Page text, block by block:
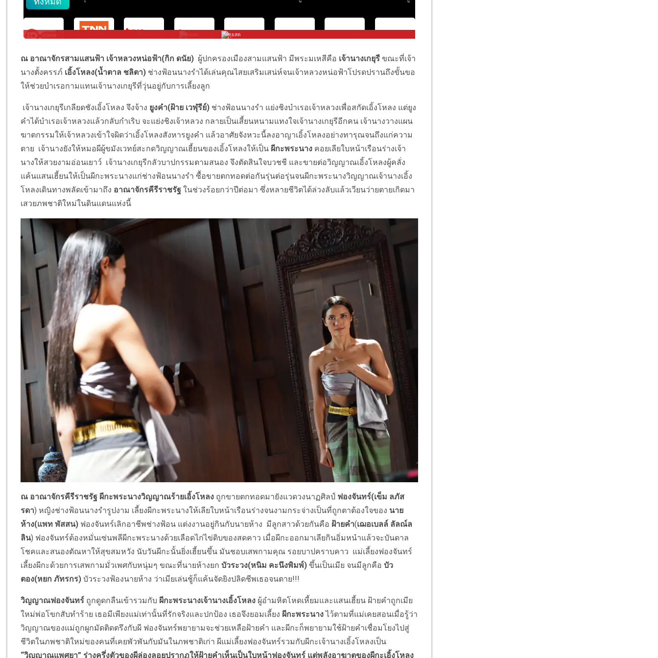
ณ อาณาจักรสามแสนฟ้า เจ้าหลวงหน่อฟ้า(กิก ดนัย) ผู้ปกครองเมืองสามแสนฟ้า มีพระมเหสีคือ เจ้านางเกยุรีขณะที่เจ้า
นางตั้งครรภ์ เอิ้งโหลง(น้ำตาล ชลิตา) ช่างฟ้อนนางรำได้เล่นคุณไสยเสริมเสน่ห์จนเจ้าหลวงหน่อฟ้าโปรดปรานถึงขั้นขอ
ให้ช่วยบำเรอกามแทนเจ้านางเกยุรีที่วุ่นอยู่กับการเลี้ยงลูก
เจ้านางเกยุรีเกลียดชังเอิ้งโหลง จึงจ้าง ยูงคำ(ฝ้าย เวฬุรีย์) ช่างฟ้อนนางรำ แย่งชิงบำเรอเจ้าหลวงเพื่อสกัดเอิ้งโหลง แต่ยูง
คำได้บำเรอเจ้าหลวงแล้วกลับกำเริบ จะแย่งชิงเจ้าหลวง กลายเป็นเสี้ยนหนามแทงใจเจ้านางเกยุรีอีกคน เจ้านางวางแผน
ฆาตกรรมให้เจ้าหลวงเข้าใจผิดว่าเอิ้งโหลงสังหารยูงคำ แล้วอาศัยจังหวะนี้ลงอาญาเอิ้งโหลงอย่างทารุณจนถึงแก่ความ
ตาย เจ้านางยังให้หมอผีผู้ขมังเวทย์สะกดวิญญาณเฮี้ยนของเอิ้งโหลงให้เป็นผีกะพระนาง คอยเลียใบหน้าเรือนร่างเจ้า
นางให้สวยงามอ่อนเยาว์ เจ้านางเกยุรีกลัวบาปกรรมตามสนอง จึงตัดสินใจบวชชี และขายต่อวิญญาณเอิ้งโหลงผู้คลั่ง
แค้นแสนเฮี้ยนให้เป็นผีกะพระนางแก่ช่างฟ้อนนางรำ ซื้อขายตกทอดต่อกันรุ่นต่อรุ่นจนผีกะพระนางวิญญาณเจ้านางเอิ้ง
โหลงเดินทางพลัดเข้ามาถึง อาณาจักรคีรีราชรัฐในช่วงร้อยกว่าปีต่อมา ซึ่งหลายชีวิตได้ล่วงลับแล้วเวียนว่ายตายเกิดมา
เสวยภพชาติใหม่ในดินแดนแห่งนี้
ณ อาณาจักรคีรีราชรัฐ ผีกะพระนางวิญญาณร้ายเอิ้งโหลง ถูกขายตกทอดมายังแวดวงนาฏศิลป์ ฟองจันทร์(เข็ม ลภัส
รดา) หญิงช่างฟ้อนนางรำรูปงาม เลี้ยงผีกะพระนางให้เลียใบหน้าเรือนร่างจนงามกระจ่างเป็นที่ถูกตาต้องใจของ นาย
ห้าง(แพท พัสสน) ฟองจันทร์เลิกอาชีพช่างฟ้อน แต่งงานอยู่กินกับนายห้าง มีลูกสาวด้วยกันคือ ฝ้ายคำ(เฌอเบลล์ ลัลณ์ล
ลิน) ฟองจันทร์ต้องหมั่นเซ่นพลีผีกะพระนางด้วยเลือดไก่ไข่ดิบของสดคาว เมื่อผีกะออกมาเลียกินอิ่มหนำแล้วจะบันดาล
โชคและสนองตัณหาให้สุขสมหวัง นับวันผีกะนั้นยิ่งเฮี้ยนขึ้น มันชอบเสพกามคุณ รอยบาปคราบคาว แม่เลี้ยงฟองจันทร์
เลี้ยงผีกะด้วยการเสพกามมั่วเพศกับหนุ่มๆ ขณะที่นายห้างยกบัวระวง(หนิม คะนึงพิมพ์) ขึ้นเป็นเมีย จนมีลูกคือบัว
ตอง(หยก ภัทรกร) บัวระวงฟ้องนายห้าง ว่าเมียเล่นชู้ก็แค้นจัดยิงปลิดชีพเธอจนตาย!!!
วิญญาณฟองจันทร์ ถูกดูดกลืนเข้ารวมกับผีกะพระนางเจ้านางเอิ้งโหลง ผู้อำมหิตโหดเหี้ยมและแสนเฮี้ยน ฝ้ายคำถูกเมีย
ใหม่พ่อโขกสับทำร้าย เธอมีเพียงแม่เท่านั้นที่รักจริงและปกป้อง เธอจึงยอมเลี้ยงผีกะพระนางไว้ตามที่แม่เคยสอนเมื่อรู้ว่า
วิญญาณของแม่ถูกผูกมัดติดตรึงกับผี ฟองจันทร์พยายามจะช่วยเหลือฝ้ายคำ และผีกะก็พยายามใช้ฝ้ายคำเชื่อมโยงไปสู่
ชีวิตในภพชาติใหม่ของคนที่เคยพัวพันกับมันในภพชาติเก่า ผีแม่เลี้ยงฟองจันทร์รวมกับผีกะเจ้านางเอิ้งโหลงเป็น
“วิญญาณแพศยา” ร่างครึ่งตัวของผีล่องลอยปรากฏให้ฝ้ายคำเห็นเป็นใบหน้าฟองจันทร์ แต่พลังอาฆาตของผีกะเอิ้งโหลง